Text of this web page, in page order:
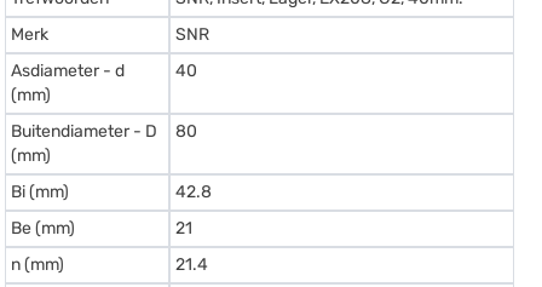
Merk
SNR
Asdiameter - d
(mm)
40
Buitendiameter - D
(mm)
80
Bi (mm)
42.8
Be (mm)
21
n (mm)
21.4